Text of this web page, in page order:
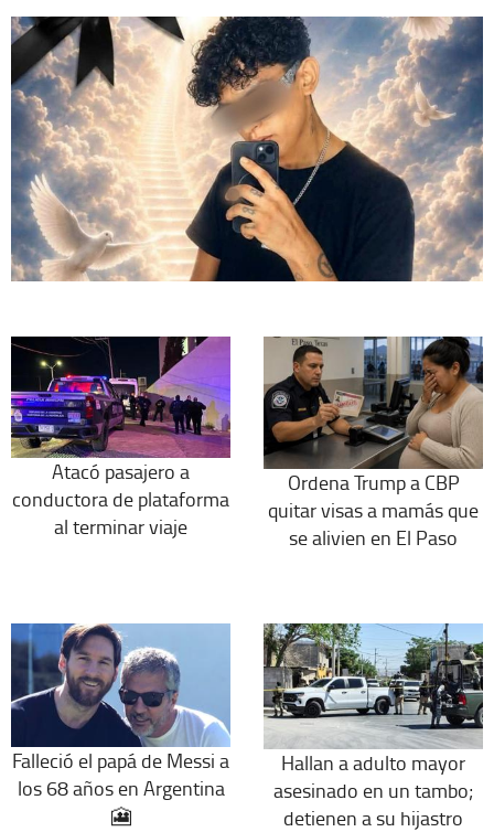
Atacó pasajero a
conductora de plataforma
al terminar viaje
Ordena Trump a CBP
quitar visas a mamás que
se alivien en El Paso
Falleció el papá de Messi a
los 68 años en Argentina
🎦
Hallan a adulto mayor
asesinado en un tambo;
detienen a su hijastro